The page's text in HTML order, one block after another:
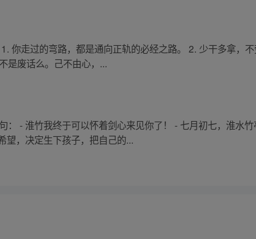
你走过的弯路，都是通向正轨的必经之路。 2. 少干多拿，
是废话么。己不由心，...
： - 淮竹我终于可以怀着剑心来见你了！ - 七月初七，淮水
望，决定生下孩子，把自己的...